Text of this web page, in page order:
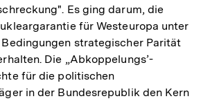
Es ging darum, die
für Westeuropa unter
strategischer Parität
Die „Abkoppelungs’-
für die politischen
in der Bundesrepublik den Kern